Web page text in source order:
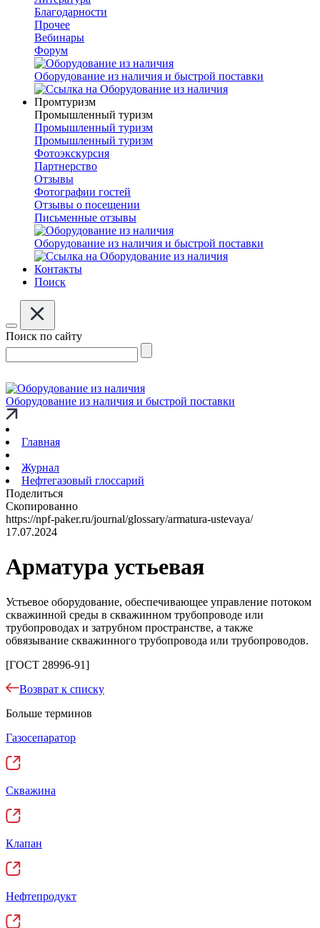
Благодарности
Прочее
Вебинары
Форум
Оборудование из наличия и быстрой поставки
Промтуризм
Промышленный туризм
Промышленный туризм
Промышленный туризм
Фотоэкскурсия
Партнерство
Отзывы
Фотографии гостей
Отзывы о посещении
Письменные отзывы
Оборудование из наличия и быстрой поставки
Контакты
Поиск
Поиск по сайту
Оборудование из наличия и быстрой поставки
Главная
Журнал
Нефтегазовый глоссарий
Поделиться
Скопированно
https://npf-paker.ru/journal/glossary/armatura-ustevaya/
17.07.2024
Арматура устьевая
Устьевое оборудование, обеспечивающее управление потоком
скважинной среды в скважинном трубопроводе или
трубопроводах и затрубном пространстве, а также
обвязывание скважинного трубопровода или трубопроводов.
[ГОСТ 28996-91]
Возврат к списку
Больше терминов
Газосепаратор
Скважина
Клапан
Нефтепродукт